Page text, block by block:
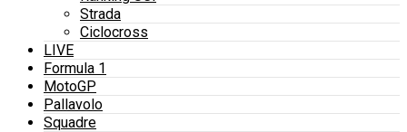
Strada
Ciclocross
LIVE
Formula 1
MotoGP
Pallavolo
Squadre